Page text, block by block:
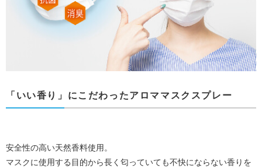
「いい香り」にこだわったアロママスクスプレー
安全性の高い天然香料使用。
マスクに使用する目的から長く匂っていても不快にならない香りを